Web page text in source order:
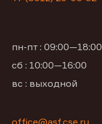
пн-пт : 09:00—18:00
сб : 10:00—16:00
вс : выходной